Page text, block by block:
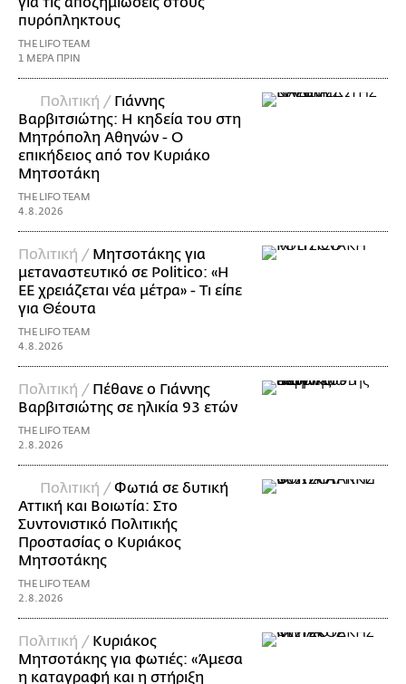
πυρόπληκτους
THE LIFO TEAM
1 ΜΕΡΑ ΠΡΙΝ
Πολιτική / Γιάννης
Βαρβιτσιώτης: Η κηδεία του στη
Μητρόπολη Αθηνών - Ο
επικήδειος από τον Κυριάκο
Μητσοτάκη
THE LIFO TEAM
4.8.2026
Πολιτική / Μητσοτάκης για
μεταναστευτικό σε Politico: «Η
ΕΕ χρειάζεται νέα μέτρα» - Τι είπε
για Θέουτα
THE LIFO TEAM
4.8.2026
Πολιτική / Πέθανε ο Γιάννης
Βαρβιτσιώτης σε ηλικία 93 ετών
THE LIFO TEAM
2.8.2026
Πολιτική /Φωτιά σε δυτική
Αττική και Βοιωτία: Στο
Συντονιστικό Πολιτικής
Προστασίας ο Κυριάκος
Μητσοτάκης
THE LIFO TEAM
2.8.2026
Πολιτική / Κυριάκος
Μητσοτάκης για φωτιές: «Άμεσα
η καταγραφή και η στήριξη